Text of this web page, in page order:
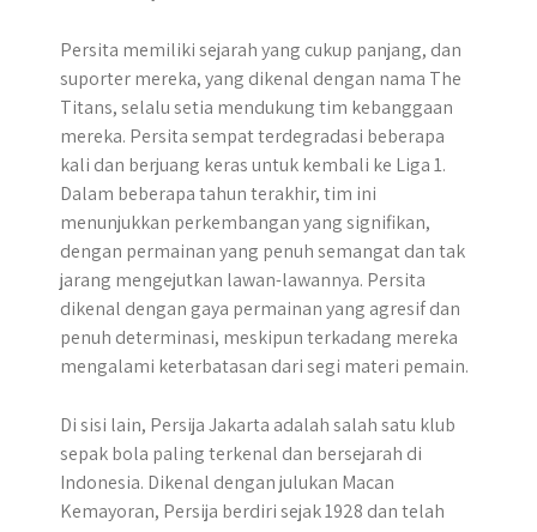
Persita memiliki sejarah yang cukup panjang, dan
suporter mereka, yang dikenal dengan nama The
Titans, selalu setia mendukung tim kebanggaan
mereka. Persita sempat terdegradasi beberapa
kali dan berjuang keras untuk kembali ke Liga 1.
Dalam beberapa tahun terakhir, tim ini
menunjukkan perkembangan yang signifikan,
dengan permainan yang penuh semangat dan tak
jarang mengejutkan lawan-lawannya. Persita
dikenal dengan gaya permainan yang agresif dan
penuh determinasi, meskipun terkadang mereka
mengalami keterbatasan dari segi materi pemain.
Di sisi lain, Persija Jakarta adalah salah satu klub
sepak bola paling terkenal dan bersejarah di
Indonesia. Dikenal dengan julukan Macan
Kemayoran, Persija berdiri sejak 1928 dan telah